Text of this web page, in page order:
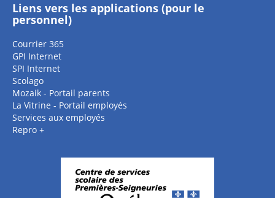
Liens vers les applications (pour le
personnel)
Courrier 365
GPI Internet
SPI Internet
Scolago
Mozaik - Portail parents
La Vitrine - Portail employés
Services aux employés
Repro +